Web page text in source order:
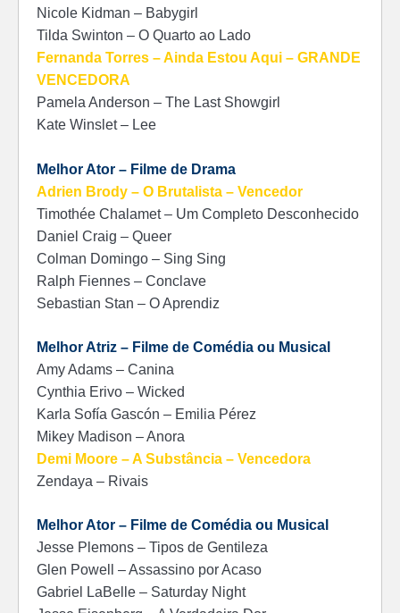
Nicole Kidman – Babygirl
Tilda Swinton – O Quarto ao Lado
Fernanda Torres – Ainda Estou Aqui – GRANDE
VENCEDORA
Pamela Anderson – The Last Showgirl
Kate Winslet – Lee
Melhor Ator – Filme de Drama
Adrien Brody – O Brutalista – Vencedor
Timothée Chalamet – Um Completo Desconhecido
Daniel Craig – Queer
Colman Domingo – Sing Sing
Ralph Fiennes – Conclave
Sebastian Stan – O Aprendiz
Melhor Atriz – Filme de Comédia ou Musical
Amy Adams – Canina
Cynthia Erivo – Wicked
Karla Sofía Gascón – Emilia Pérez
Mikey Madison – Anora
Demi Moore – A Substância – Vencedora
Zendaya – Rivais
Melhor Ator – Filme de Comédia ou Musical
Jesse Plemons – Tipos de Gentileza
Glen Powell – Assassino por Acaso
Gabriel LaBelle – Saturday Night